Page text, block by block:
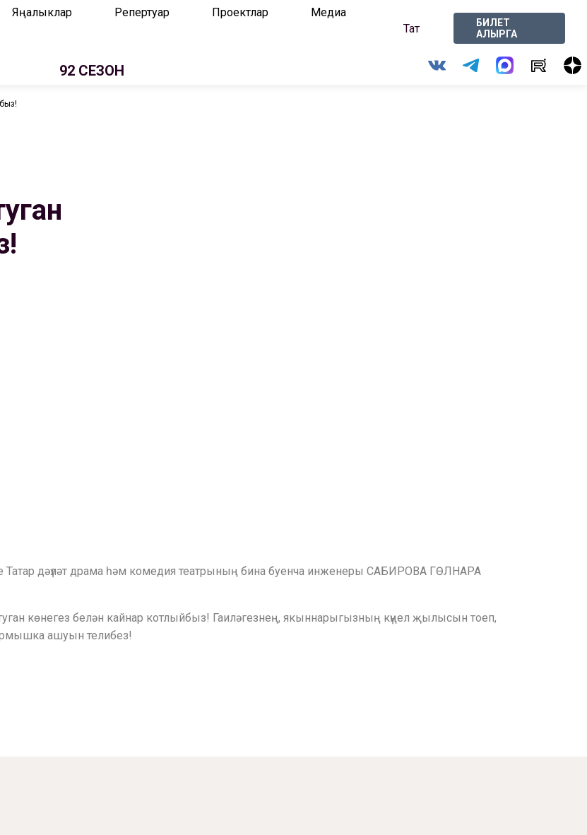
Яңалыклар Репертуар Проектлар Медиа
Тат
БИЛЕТ
АЛЫРГА
92 СЕЗОН
Татар дәүләт драма һәм комедия театрының бина буенча инженеры САБИРОВА ГӨЛНАРА
көнегез белән кайнар котлыйбыз! Гаиләгезнең, якыннарыгызның күңел җылысын тоеп,
ашуын телибез!